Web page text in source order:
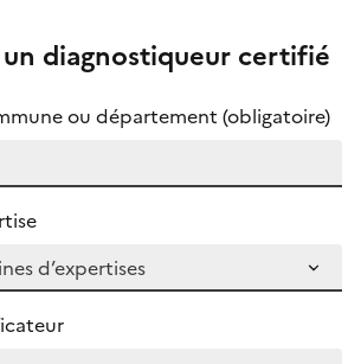
diagnostiqueur certifié
ou département (obligatoire)